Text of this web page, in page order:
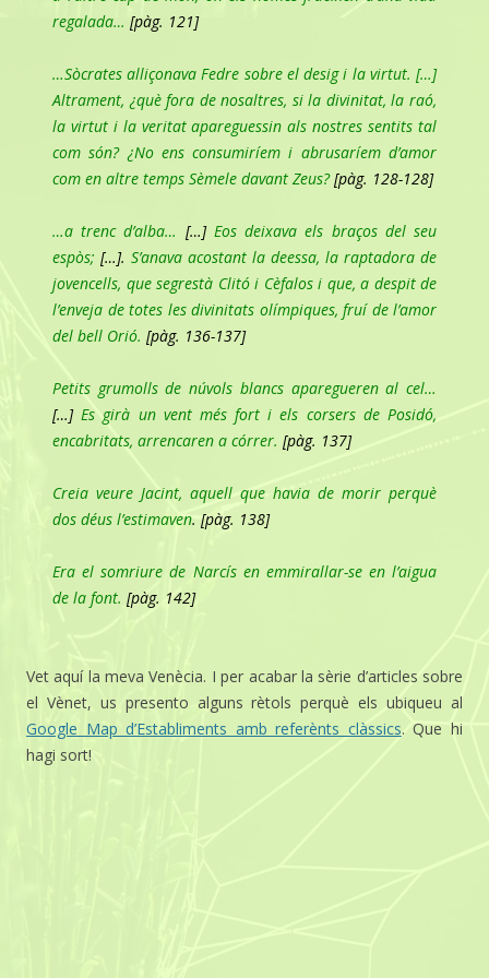
regalada… [pàg. 121]
…Sòcrates alliçonava Fedre sobre el desig i la virtut. […]
Altrament, ¿què fora de nosaltres, si la divinitat, la raó,
la virtut i la veritat apareguessin als nostres sentits tal
com són? ¿No ens consumiríem i abrusaríem d’amor
com en altre temps Sèmele davant Zeus?[pàg. 128-128]
…a trenc d’alba… […] Eos deixava els braços del seu
espòs; […]. S’anava acostant la deessa, la raptadora de
jovencells, que segrestà Clitó i Cèfalos i que, a despit de
l’enveja de totes les divinitats olímpiques, fruí de l’amor
del bell Orió. [pàg. 136-137]
Petits grumolls de núvols blancs aparegueren al cel…
[…] Es girà un vent més fort i els corsers de Posidó,
encabritats, arrencaren a córrer. [pàg. 137]
Creia veure Jacint, aquell que havia de morir perquè
dos déus l’estimaven. [pàg. 138]
Era el somriure de Narcís en emmirallar-se en l’aigua
de la font. [pàg. 142]
Vet aquí la meva Venècia. I per acabar la sèrie d’articles sobre
el Vènet, us presento alguns rètols perquè els ubiqueu al
Google Map d’Establiments amb referènts clàssics. Que hi
hagi sort!